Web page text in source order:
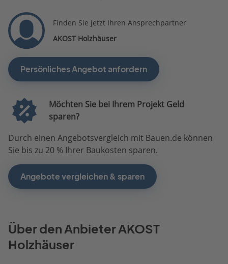
Finden Sie jetzt Ihren Ansprechpartner
AKOST Holzhäuser
Persönliches Angebot anfordern
Möchten Sie bei Ihrem Projekt Geld
sparen?
Durch einen Angebotsvergleich mit Bauen.de können
Sie bis zu 20 % Ihrer Baukosten sparen.
Angebote vergleichen & sparen
Über den Anbieter AKOST
Holzhäuser